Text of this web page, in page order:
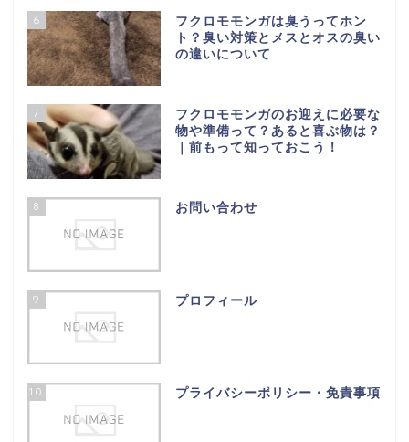
6
フクロモモンガは臭うってホン
ト？臭い対策とメスとオスの臭い
の違いについて
7
フクロモモンガのお迎えに必要な
物や準備って？あると喜ぶ物は？
｜前もって知っておこう！
8 お問い合わせ
9 プロフィール
10 プライバシーポリシー・免責事項